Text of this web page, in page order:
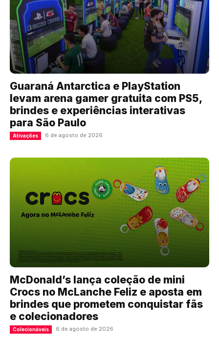
Guaraná Antarctica e PlayStation
levam arena gamer gratuita com PS5,
brindes e experiências interativas
para São Paulo
Ativações 6 de agosto de 2026
McDonald’s lança coleção de mini
Crocs no McLanche Feliz e aposta em
brindes que prometem conquistar fãs
e colecionadores
Colecionáveis 6 de agosto de 2026